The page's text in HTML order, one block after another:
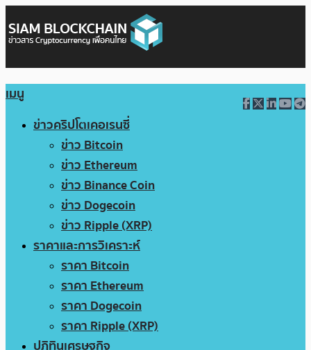
เมนู
ข่าวคริปโตเคอเรนซี่
ข่าว Bitcoin
ข่าว Ethereum
ข่าว Binance Coin
ข่าว Dogecoin
ข่าว Ripple (XRP)
ราคาและการวิเคราะห์
ราคา Bitcoin
ราคา Ethereum
ราคา Dogecoin
ราคา Ripple (XRP)